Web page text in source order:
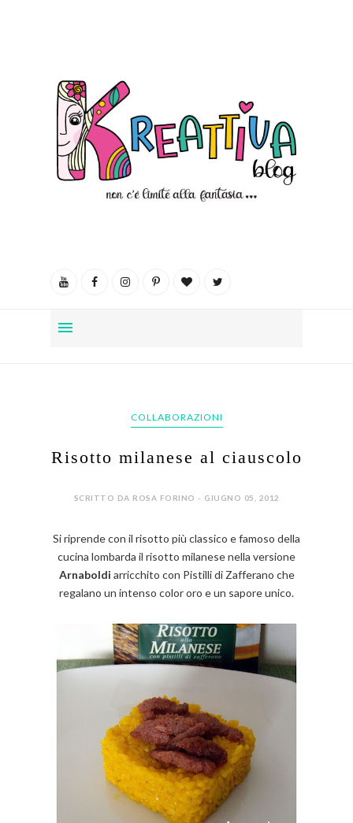
COLLABORAZIONI
Risotto milanese al ciauscolo
SCRITTO DA ROSA FORINO - GIUGNO 05, 2012
Si riprende con il risotto più classico e famoso della
cucina lombarda il risotto milanese nella versione
Arnaboldi arricchito con Pistilli di Zafferano che
regalano un intenso color oro e un sapore unico.